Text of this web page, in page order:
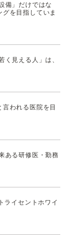
備」だけではな
を目指していま
く見える人」は、
われる医院を目
ある研修医・勤務
ライセントホワイ